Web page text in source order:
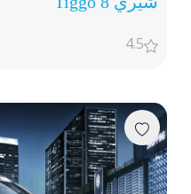
4.5